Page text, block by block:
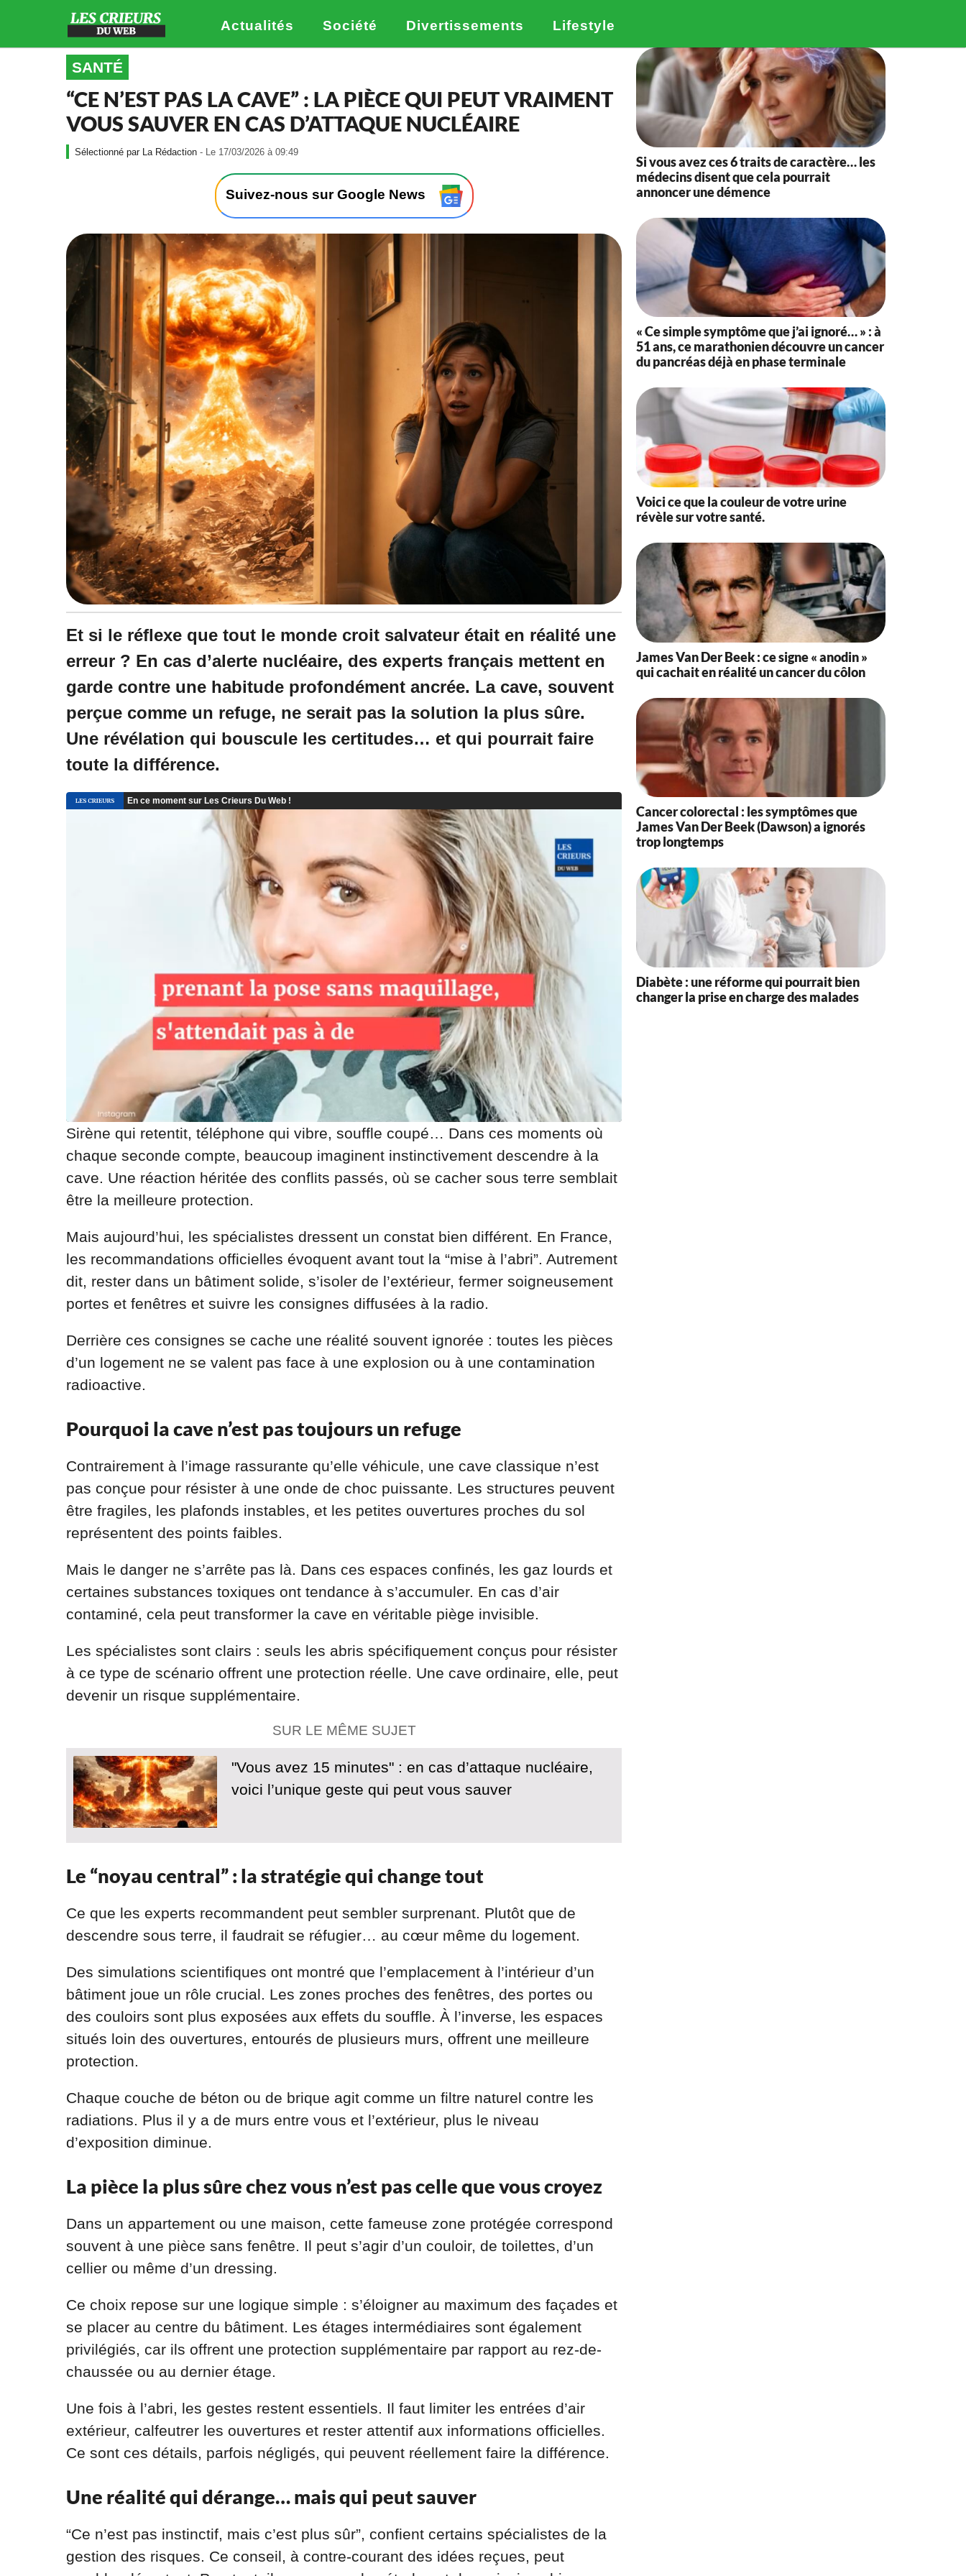
Actualités Société Divertissements Lifestyle
SANTÉ
“CE N’EST PAS LA CAVE” : LA PIÈCE QUI PEUT VRAIMENT
VOUS SAUVER EN CAS D’ATTAQUE NUCLÉAIRE
La Rédaction - Le 17/03/2026 à 09:49
1
/
0
3
/
2
2
6
à
0
9
:
4
9
Suivez-nous sur Google News
Et si le réflexe que tout le monde croit salvateur était en réalité une
erreur ? En cas d’alerte nucléaire, des experts français mettent en
garde contre une habitude profondément ancrée. La cave, souvent
perçue comme un refuge, ne serait pas la solution la plus sûre.
Une révélation qui bouscule les certitudes… et qui pourrait faire
toute la différence.
Sirène qui retentit, téléphone qui vibre, souffle coupé… Dans ces moments où
chaque seconde compte, beaucoup imaginent instinctivement descendre à la
cave. Une réaction héritée des conflits passés, où se cacher sous terre semblait
être la meilleure protection.
Mais aujourd’hui, les spécialistes dressent un constat bien différent. En France,
les recommandations officielles évoquent avant tout la “mise à l’abri”. Autrement
dit, rester dans un bâtiment solide, s’isoler de l’extérieur, fermer soigneusement
portes et fenêtres et suivre les consignes diffusées à la radio.
Derrière ces consignes se cache une réalité souvent ignorée : toutes les pièces
d’un logement ne se valent pas face à une explosion ou à une contamination
radioactive.
Pourquoi la cave n’est pas toujours un refuge
Contrairement à l’image rassurante qu’elle véhicule, une cave classique n’est
pas conçue pour résister à une onde de choc puissante. Les structures peuvent
être fragiles, les plafonds instables, et les petites ouvertures proches du sol
représentent des points faibles.
Mais le danger ne s’arrête pas là. Dans ces espaces confinés, les gaz lourds et
certaines substances toxiques ont tendance à s’accumuler. En cas d’air
contaminé, cela peut transformer la cave en véritable piège invisible.
Les spécialistes sont clairs : seuls les abris spécifiquement conçus pour résister
à ce type de scénario offrent une protection réelle. Une cave ordinaire, elle, peut
devenir un risque supplémentaire.
SUR LE MÊME SUJET
"Vous avez 15 minutes" : en cas d’attaque nucléaire,
voici l’unique geste qui peut vous sauver
Le “noyau central” : la stratégie qui change tout
Ce que les experts recommandent peut sembler surprenant. Plutôt que de
descendre sous terre, il faudrait se réfugier… au cœur même du logement.
Des simulations scientifiques ont montré que l’emplacement à l’intérieur d’un
bâtiment joue un rôle crucial. Les zones proches des fenêtres, des portes ou
des couloirs sont plus exposées aux effets du souffle. À l’inverse, les espaces
situés loin des ouvertures, entourés de plusieurs murs, offrent une meilleure
protection.
Chaque couche de béton ou de brique agit comme un filtre naturel contre les
radiations. Plus il y a de murs entre vous et l’extérieur, plus le niveau
d’exposition diminue.
La pièce la plus sûre chez vous n’est pas celle que vous croyez
Dans un appartement ou une maison, cette fameuse zone protégée correspond
souvent à une pièce sans fenêtre. Il peut s’agir d’un couloir, de toilettes, d’un
cellier ou même d’un dressing.
Ce choix repose sur une logique simple : s’éloigner au maximum des façades et
se placer au centre du bâtiment. Les étages intermédiaires sont également
privilégiés, car ils offrent une protection supplémentaire par rapport au rez-de-
chaussée ou au dernier étage.
Une fois à l’abri, les gestes restent essentiels. Il faut limiter les entrées d’air
extérieur, calfeutrer les ouvertures et rester attentif aux informations officielles.
Ce sont ces détails, parfois négligés, qui peuvent réellement faire la différence.
Une réalité qui dérange… mais qui peut sauver
“Ce n’est pas instinctif, mais c’est plus sûr”, confient certains spécialistes de la
gestion des risques. Ce conseil, à contre-courant des idées reçues, peut
Si vous avez ces 6 traits de caractère… les
médecins disent que cela pourrait
annoncer une démence
« Ce simple symptôme que j’ai ignoré… » : à
51 ans, ce marathonien découvre un cancer
du pancréas déjà en phase terminale
Voici ce que la couleur de votre urine
révèle sur votre santé.
James Van Der Beek : ce signe « anodin »
qui cachait en réalité un cancer du côlon
Cancer colorectal : les symptômes que
James Van Der Beek (Dawson) a ignorés
trop longtemps
Diabète : une réforme qui pourrait bien
changer la prise en charge des malades